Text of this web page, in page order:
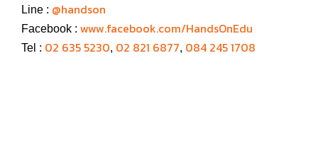
Line : @handson
Facebook : www.facebook.com/HandsOnEdu
Tel : 02 635 5230, 02 821 6877, 084 245 1708